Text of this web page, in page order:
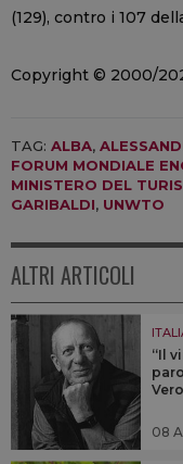
(129), contro i 107
Copyright © 2000/
TAG: ALBA,
FORUM MONDIALE
MINISTERO DEL
GARIBALDI, UNWTO
ALTRI ARTICOLI
“Il
08